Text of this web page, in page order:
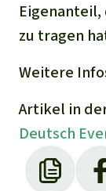
Eigenanteil,
zu tragen
Weitere
Artikel in
Deutsch